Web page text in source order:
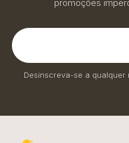
promoções
Desinscreva-se a qualquer